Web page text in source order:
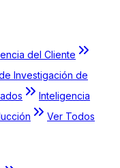
del Cliente
Investigación de
Inteligencia
Ver Todos